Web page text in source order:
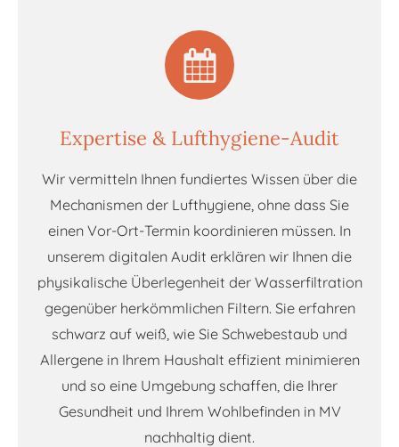
Expertise & Lufthygiene-Audit
Wir vermitteln Ihnen fundiertes Wissen über die
Mechanismen der Lufthygiene, ohne dass Sie
einen Vor-Ort-Termin koordinieren müssen. In
unserem digitalen Audit erklären wir Ihnen die
physikalische Überlegenheit der Wasserfiltration
gegenüber herkömmlichen Filtern. Sie erfahren
schwarz auf weiß, wie Sie Schwebestaub und
Allergene in Ihrem Haushalt effizient minimieren
und so eine Umgebung schaffen, die Ihrer
Gesundheit und Ihrem Wohlbefinden in MV
nachhaltig dient.